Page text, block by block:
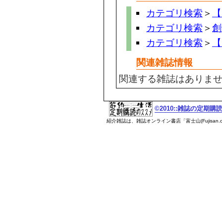
カテゴリ検索 ＞
カテゴリ検索 ＞
カテゴリ検索 ＞
関連雑誌情報
関連する雑誌はありま
©2010::雑誌の定期購
紹介雑誌は、雑誌オンライン書店「富士山